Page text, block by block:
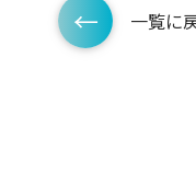
一覧に